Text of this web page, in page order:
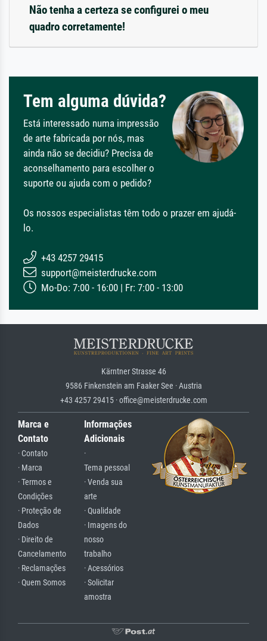
Não tenha a certeza se configurei o meu
quadro corretamente!
Tem alguma dúvida?
Está interessado numa impressão
de arte fabricada por nós, mas
ainda não se decidiu? Precisa de
aconselhamento para escolher o
suporte ou ajuda com o pedido?
Os nossos especialistas têm todo o prazer em ajudá-
lo.
+43 4257 29415
support@meisterdrucke.com
Mo-Do: 7:00 - 16:00 | Fr: 7:00 - 13:00
Kärntner Strasse 46
9586 Finkenstein am Faaker See · Austria
+43 4257 29415 · office@meisterdrucke.com
Marca e
Contato
· Contato
· Marca
· Termos e
Condições
· Proteção de
Dados
· Direito de
Cancelamento
· Reclamações
· Quem Somos
Informações
Adicionais
·
Tema pessoal
· Venda sua
arte
· Qualidade
· Imagens do
nosso
trabalho
· Acessórios
· Solicitar
amostra